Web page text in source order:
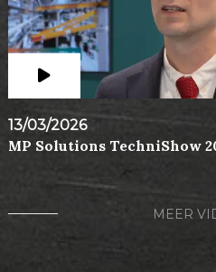
13/03/2026
MP Solutions TechniShow
MEER